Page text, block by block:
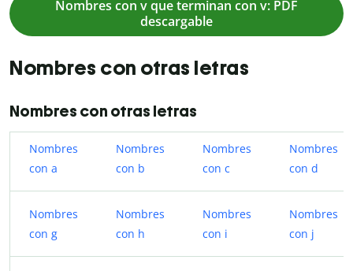
Nombres con v que terminan con v: PDF
descargable
Nombres con otras letras
Nombres con otras letras
Nombres
con a
Nombres
con b
Nombres
con c
Nombres
con d
Nombres
con g
Nombres
con h
Nombres
con i
Nombres
con j